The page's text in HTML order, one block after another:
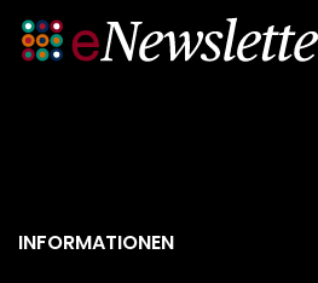
INFORMATIONEN